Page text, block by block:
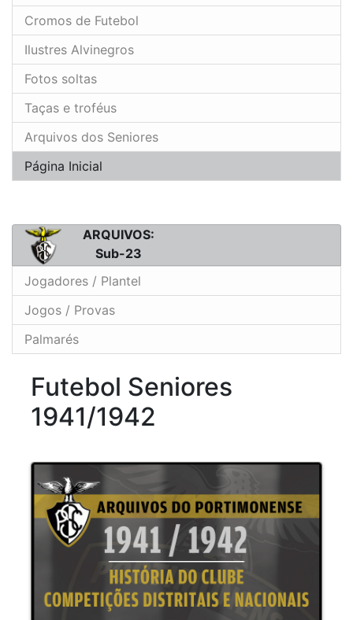
Cromos de Futebol
Ilustres Alvinegros
Fotos soltas
Taças e troféus
Arquivos dos Seniores
Página Inicial
ARQUIVOS:
Sub-23
Jogadores / Plantel
Jogos / Provas
Palmarés
Futebol Seniores
1941/1942